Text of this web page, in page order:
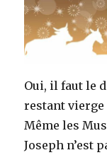
Oui, il faut le
restant vierge
Même les
Joseph n’est